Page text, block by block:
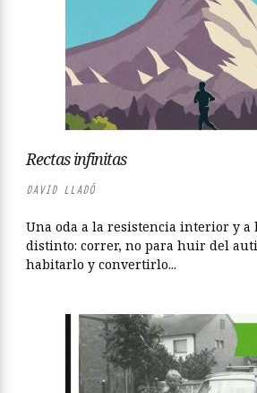
Rectas infinitas
DAVID LLADÓ
Una oda a la resistencia interior y a
distinto: correr, no para huir del
habitarlo y convertirlo...